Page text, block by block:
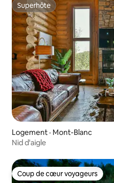
Superhôte
Superhôte
Logement · Mont-Blanc
Nid d'aigle
Coup de cœur voyageurs
Coup de cœur voyageurs